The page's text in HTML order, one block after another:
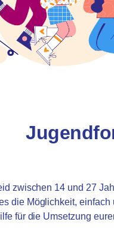
zwischen 14 und 27
die Möglichkeit,
für die Umsetzung